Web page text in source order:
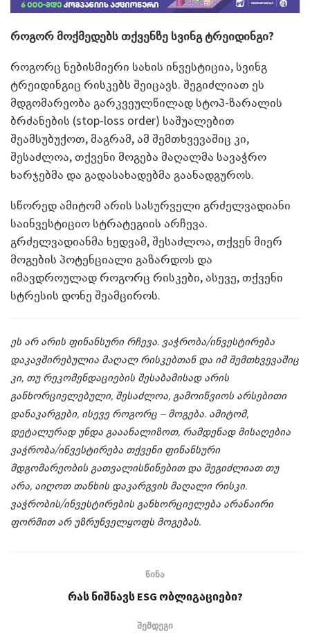
როგორ მოქმედებს თქვენზე სვინგ ტრეიდინგი?
როგორც ნებისმიერი სახის ინვესტიცია, სვინგ
ტრეიდინგიც რისკებს შეიცავს. შეგიძლიათ ეს
მდგომარეობა გარკვეულწილად სტოპ-ზარალის
ბრძანების (stop-loss order) საშუალებით
შეამსუბუქოთ, მაგრამ, ამ შემთხვევაშიც კი,
შესაძლოა, თქვენი მოგება მაღალმა სავაჭრო
ხარჯებმა და გადასახადებმა გაანადგუროს.
სწორედ ამიტომ არის სასურველი გრძელვადიანი
საინვესტიციო სტრატეგიის არჩევა.
გრძელვადიანმა ხედვამ, შესაძლოა, თქვენ მიერ
მოგების პოტენციალი გაზარდოს და
იმავდროულად როგორც რისკები, ასევე, თქვენი
სტრესის დონე შეამციროს.
ეს არ არის ფინანსური რჩევა. ვაჭრობა/ინვესტირება
დაკავშირებულია მაღალ რისკებთან და იმ შემთხვევაშიც
კი, თუ რეკომენდაციების შესაბამისად არის
განხორციელებული, შესაძლოა, გამოიწვიოს არსებითი
დანაკარგები, ისევე როგორც – მოგება. ამიტომ,
დეტალურად უნდა გააანალიზოთ, რამდენად მისაღებია
ვაჭრობა/ინვესტირება თქვენი ფინანსური
მდგომარეობის გათვალისწინებით და შეგიძლიათ თუ
არა, აიღოთ თანხის დაკარგვის მაღალი რისკი.
ვაჭრობის/ინვესტირების განხორციელება არანაირი
ფორმით არ უზრუნველყოფს მოგებას.
წინა
რას ნიშნავს ESG ობლიგაციები?
შემდეგი